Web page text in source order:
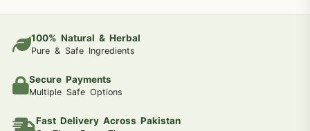
100% Natural & Herbal
Pure & Safe Ingredients
Secure Payments
Multiple Safe Options
Fast Delivery Across Pakistan